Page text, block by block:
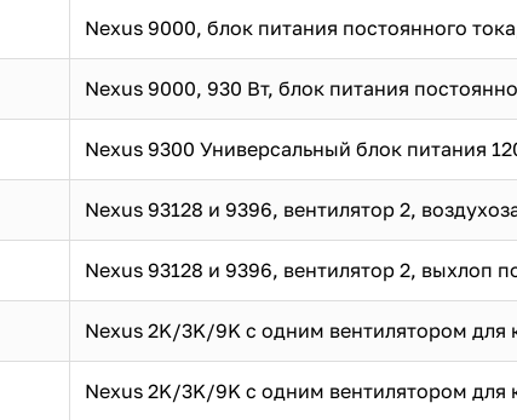
Nexus 9000, блок питания постоянного
Nexus 9000, 930 Вт, блок питания
Nexus 9300 Универсальный блок питания
Nexus 93128 и 9396, вентилятор 2,
Nexus 93128 и 9396, вентилятор 2, выхлоп
Nexus 2K/3K/9K с одним вентилятором для
Nexus 2K/3K/9K с одним вентилятором для